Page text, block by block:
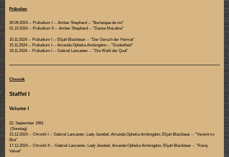
Präludien
30.09.2024 -- Präludium I -- Amber Shephard -- "Burlesque de vin"
01.10.2024 -- Präludium II -- Amber Shephard -- "Danse Macabre"
10.11.2024 -- Präludium I -- Elijah Blackbear -- "Der Geruch der Heimat"
15.11.2024 -- Präludium I -- Amanda Ophelia Ambingdon -- "Dunkelheit"
19.11.2024 -- Präludium I -- Gabriel Lancaster -- "Die Wahl der Qual"
Chronik
Staffel I
Volume I
22. September 1991
(Sonntag)
15.12.2024 -- Chronik I -- Gabriel Lancaster, Lady Jezebel, Amanda Ophelia Ambingdon, Elijah Blackbear -- "Vereint im
Blut"
17.12.2024 -- Chronik II -- Gabriel Lancaster, Lady Jezebel, Amanda Ophelia Ambingdon, Elijah Blackbear -- "Rainy
Velvet"